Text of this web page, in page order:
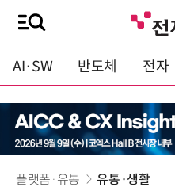
AI·SW 반도체 전자
플랫폼·유통 유통·생활